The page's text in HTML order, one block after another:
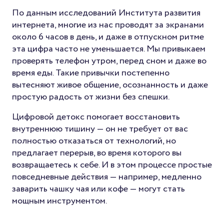
По данным исследований Института развития
интернета, многие из нас проводят за экранами
около 6 часов в день, и даже в отпускном ритме
эта цифра часто не уменьшается. Мы привыкаем
проверять телефон утром, перед сном и даже во
время еды. Такие привычки постепенно
вытесняют живое общение, осознанность и даже
простую радость от жизни без спешки.
Цифровой детокс помогает восстановить
внутреннюю тишину — он не требует от вас
полностью отказаться от технологий, но
предлагает перерыв, во время которого вы
возвращаетесь к себе. И в этом процессе простые
повседневные действия — например, медленно
заварить чашку чая или кофе — могут стать
мощным инструментом.